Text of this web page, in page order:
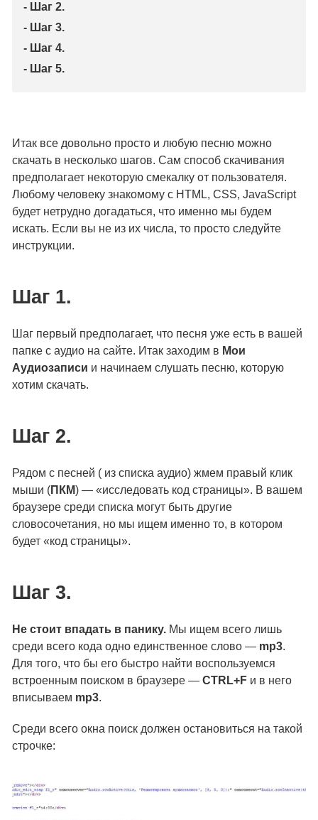
- Шаг 2.
- Шаг 3.
- Шаг 4.
- Шаг 5.
Итак все довольно просто и любую песню можно
скачать в несколько шагов. Сам способ скачивания
предполагает некоторую смекалку от пользователя.
Любому человеку знакомому с HTML, CSS, JavaScript
будет нетрудно догадаться, что именно мы будем
искать. Если вы не из их числа, то просто следуйте
инструкции.
Шаг 1.
Шаг первый предполагает, что песня уже есть в вашей
папке с аудио на сайте. Итак заходим в Мои
Аудиозаписи и начинаем слушать песню, которую
хотим скачать.
Шаг 2.
Рядом с песней ( из списка аудио) жмем правый клик
мыши (ПКМ) — «исследовать код страницы». В вашем
браузере среди списка могут быть другие
словосочетания, но мы ищем именно то, в котором
будет «код страницы».
Шаг 3.
Не стоит впадать в панику. Мы ищем всего лишь
среди всего кода одно единственное слово — mp3.
Для того, что бы его быстро найти воспользуемся
встроенным поиском в браузере — CTRL+F и в него
вписываем mp3.
Среди всего окна поиск должен остановиться на такой
строчке: